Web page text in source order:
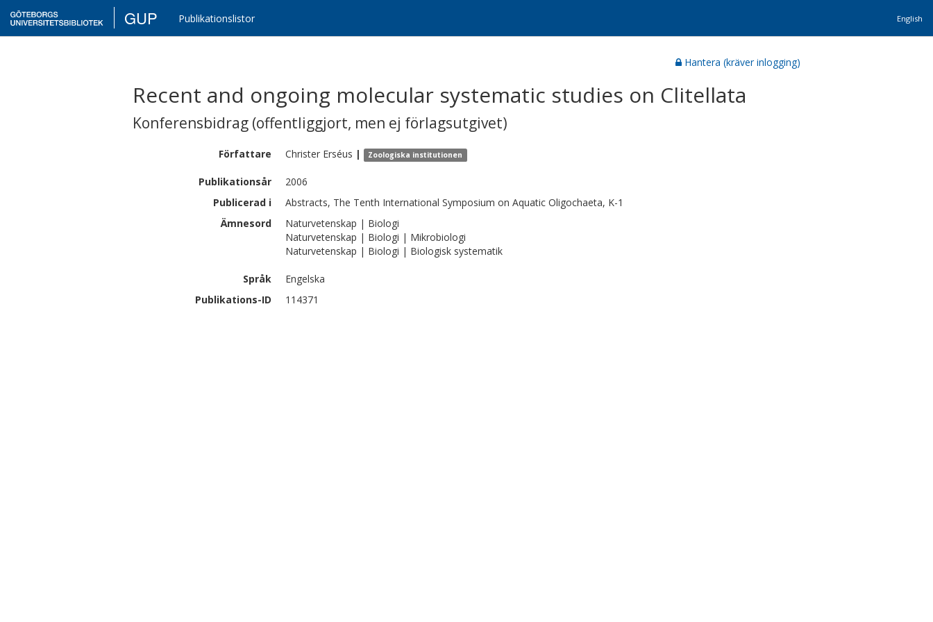
GUP Publikationslistor English
Hantera (kräver inlogging)
Recent and ongoing molecular systematic studies on Clitellata
Konferensbidrag (offentliggjort, men ej förlagsutgivet)
Författare Christer Erséus | Zoologiska institutionen
Publikationsår
2006
Publicerad i
Abstracts, The Tenth International Symposium on Aquatic Oligochaeta, K-1
Ämnesord
Naturvetenskap | Biologi
Naturvetenskap | Biologi | Mikrobiologi
Naturvetenskap | Biologi | Biologisk systematik
Språk
Engelska
Publikations-ID
114371